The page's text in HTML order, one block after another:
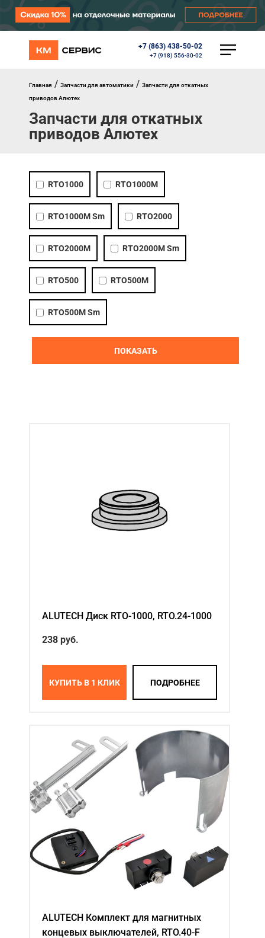
+7 (863) 438-50-02
+7 (918) 556-30-02
КАТАЛОГ
Перегрузочное оборудование
Уличные калитки
Шлагбаумы
Противопожарные ворота
Внешняя солнцезащита
Комплектующие
Маркизы
МЕНЮ
Главная
Акции
Примеры работ
Ремонт
Главная / Запчасти для автоматики / Запчасти для откатных
приводов Алютех
Запчасти для откатных
приводов Алютех
RTO1000 RTO1000M
RTO1000M Sm RTO2000
RTO2000M RTO2000M Sm
RTO500 RTO500M
RTO500M Sm
ПОКАЗАТЬ
ALUTECH Диск RTO-1000, RTO.24-1000
238 руб.
КУПИТЬ В 1 КЛИК ПОДРОБНЕЕ
ALUTECH Комплект для магнитных
концевых выключателей, RTO.40-F